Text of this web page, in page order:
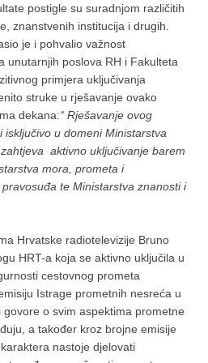
postigle su suradnjom različitih
znanstvenih institucija i drugih.
je i pohvalio važnost
unutarnjih poslova RH i Fakulteta
primjera uključivanja
struke u rješavanje ovako
dekana:“ Rješavanje ovog
u domeni Ministarstva
aktivno uključivanje barem
mora, prometa i
te Ministarstva znanosti i
Hrvatske radiotelevizije Bruno
HRT-a koja se aktivno uključila u
cestovnog prometa
Istrage prometnih nesreća u
o svim aspektima prometne
a također kroz brojne emisije
nastoje djelovati